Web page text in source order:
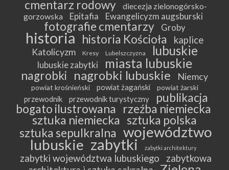
cmentarz rodowy
diecezja zielonogórsko-
gorzowska
Epitafia Ewangelicyzm augsburski
fotografie cmentarzy Groby
historia historia Kościoła kaplice
Katolicyzm Kresy Lubelszczyzna lubuskie
lubuskie zabytki miasta lubuskie
nagrobki nagrobki lubuskie Niemcy
powiat krośnieński powiat żagański powiat żarski
przewodnik przewodnik turystyczny
publikacja
bogato ilustrowana
rzeźba niemiecka
sztuka niemiecka sztuka polska
sztuka sepulkralna województwo
lubuskie zabytki zabytki architektury
zabytki województwa lubuskiego
zabytkowa